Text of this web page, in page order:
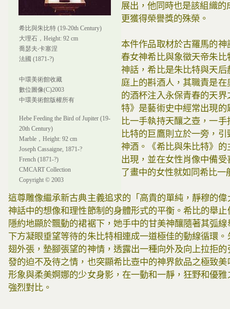
希比與朱比特 (19-20th Century)
大理石，Height: 92 cm
喬瑟夫‧卡塞涅
法國 (1871-?)
中環美術館收藏
數位圖像(C)2003
中環美術館版權所有
Hebe Feeding the Bird of Jupiter (19-
20th Century)
Marble，Height: 92 cm
Joseph Cassaigne, 1871-?
French (1871-?)
CMCART Collection
Copyright © 2003
展出，他同時也是該組織的
更獲得榮譽獎的殊榮。
本件作品取材於古羅馬的
春女神希比與象徵天帝朱
神話，希比是朱比特與天
庭上的斟酒人，其職責是
的酒杯注入永保青春的天
特》是藝術史中經常出現
比一手執持天釀之壺，一
比特的巨鷹則立於一旁，
神酒。《希比與朱比特》
出現，並在女性肖像中備
了畫中的女性就如同希比一
這尊雕像繼承新古典主義追求的「高貴的單純，靜穆的
神話中的想像和理性節制的身體形式的平衡。希比的舉
隱約地顯於飄動的裙裾下，她手中的甘美神釀隨著其弧
下方凝眼垂望等待的朱比特相連成一道極佳的動線循環
翅外張，墊腳張望的神情，透露出一種向外及向上拉拒
發的迫不及待之情，也突顯希比壺中的神界飲品之極致
形象與柔美婀娜的少女身影，在一動和一靜，狂野和優
強烈對比。